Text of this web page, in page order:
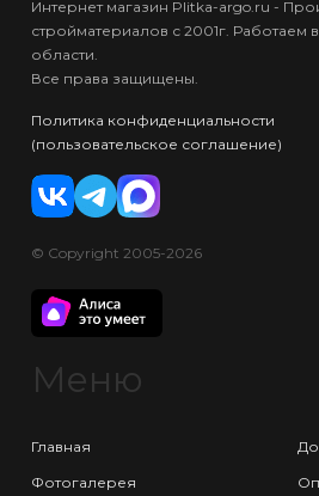
Интернет магазин Plitka-argo.ru -
стройматериалов с 2001г. Работаем
области.
Все права защищены.
Политика конфиденциальности
(пользовательское соглашение)
© Copyright 2005-2026
Меню
Главная
Фотогалерея